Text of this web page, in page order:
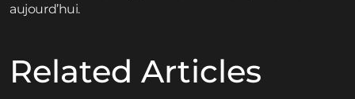
aujourd’hui.
Related Articles